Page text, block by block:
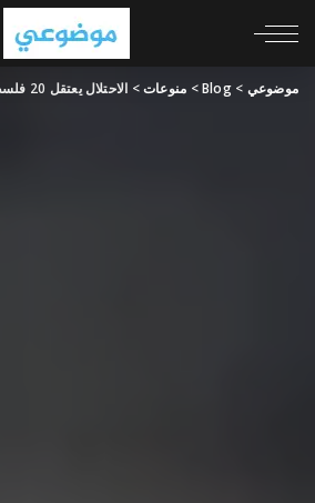
موضوعي >
Blog
> منوعات> الاحتلال يعتقل 20 فلسطينيا بالضفة منذ الليلة الماضية